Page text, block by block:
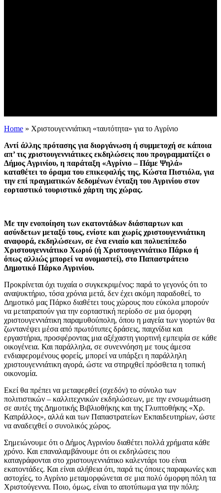
Home » Χριστουγεννιάτικη «ταυτότητα» για το Αγρίνιο
Αντί άλλης πρότασης για διοργάνωση ή συμμετοχή σε κάποια
απ’ τις χριστουγεννιάτικες εκδηλώσεις που προγραμματίζει ο
Δήμος Αγρινίου, η παράταξη «Αγρίνιο – Πάμε Ψηλά»
καταθέτει το όραμα του επικεφαλής της, Κώστα Πιστιόλα, για
την επί πραγματικών δεδομένων ένταξη του Αγρινίου στον
εορταστικό τουριστικό χάρτη της χώρας.
Με την ενοποίηση των εκατοντάδων διάσπαρτων και
ασύνδετων μεταξύ τους, ενίοτε και χωρίς χριστουγεννιάτικη
αναφορά, εκδηλώσεων, σε ένα ενιαίο και πολυεπίπεδο
Χριστουγεννιάτικο Χωριό (ή Χριστουγεννιάτικο Πάρκο ή
όπως αλλιώς μπορεί να ονομαστεί), στο Παπαστράτειο
Δημοτικό Πάρκο Αγρινίου.
Προκρίνεται όχι τυχαία ο συγκεκριμένος: παρά το γεγονός ότι το
αναψυκτήριο, τόσα χρόνια μετά, δεν έχει ακόμη παραδοθεί, το
Δημοτικό μας Πάρκο διαθέτει τους χώρους που εύκολα μπορούν
να μετατραπούν για την εορταστική περίοδο σε μια όμορφη
χριστουγεννιάτικη παραμυθούπολη, όπου η μαγεία των γιορτών θα
ζωντανέψει μέσα από πρωτότυπες δράσεις, παιχνίδια και
εργαστήρια, προσφέροντας μια αξέχαστη γιορτινή εμπειρία σε κάθε
οικογένεια. Και παράλληλα, σε συνεννόηση με τους άμεσα
ενδιαφερομένους φορείς, μπορεί να υπάρξει η παράλληλη
χριστουγεννιάτικη αγορά, ώστε να στηριχθεί πρόσθετα η τοπική
οικονομία.
Εκεί θα πρέπει να μεταφερθεί (σχεδόν) το σύνολο των
πολιτιστικών – καλλιτεχνικών εκδηλώσεων, με την ενσωμάτωση
σε αυτές της Δημοτικής Βιβλιοθήκης και της Γλυπτοθήκης «Χρ.
Καπράλλος», αλλά και των Παπαστρατείων Εκπαιδευτηρίων, ώστε
να αναδειχθεί ο συνολικός χώρος.
Σημειώνουμε ότι ο Δήμος Αγρινίου διαθέτει πολλά χρήματα κάθε
χρόνο. Και επαναλαμβάνουμε ότι οι εκδηλώσεις που
καταγράφονται στο χριστουγεννιάτικο καλεντάρι του είναι
εκατοντάδες. Και είναι αλήθεια ότι, παρά τις όποιες παραφωνίες και
αστοχίες, το Αγρίνιο μεταμορφώνεται σε μια πολύ όμορφη πόλη τα
Χριστούγεννα. Ποιο, όμως, είναι το αποτύπωμα για την πόλη;